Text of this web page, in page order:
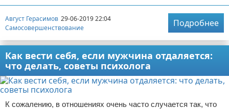
Август Герасимов 29-06-2019 22:04
Самосовершенствование
Подробнее
Как вести себя, если мужчина отдаляется:
что делать, советы психолога
К сожалению, в отношениях очень часто случается так, что